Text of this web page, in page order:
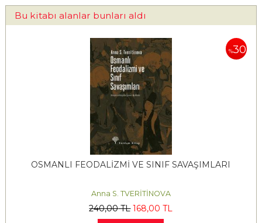
Bu kitabı alanlar bunları aldı
%30
OSMANLI FEODALİZMİ VE SINIF SAVAŞIMLARI
Anna S. TVERİTİNOVA
240,00TL 168,00 TL